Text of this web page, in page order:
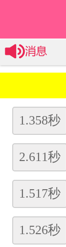
影音欢迎您
1.358秒
2.611秒
1.517秒
1.526秒